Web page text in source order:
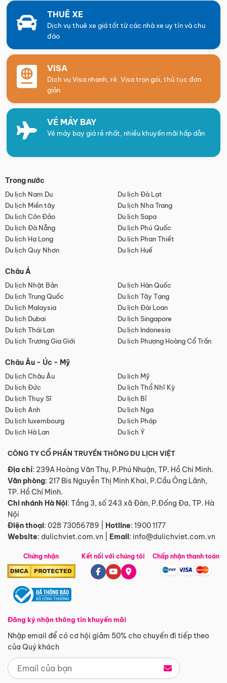
THUÊ XE
Dịch vụ thuê xe giá tốt từ các nhà xe uy tín và chu
đáo
VISA
Dịch vụ Visa nhanh, rẻ. Visa trọn gói, thủ tục đơn
giản
VÉ MÁY BAY
Vé máy bay giá rẻ nhất, nhiều khuyến mãi hấp dẫn
Trong nước
Du lịch Nam Du
Du lịch Đà Lạt
Du lịch Miền tây
Du lịch Nha Trang
Du lịch Côn Đảo
Du lịch Sapa
Du lịch Đà Nẵng
Du lịch Phú Quốc
Du lịch Hạ Long
Du lịch Phan Thiết
Du lịch Quy Nhơn
Du lịch Huế
Châu Á
Du lịch Nhật Bản
Du lịch Hàn Quốc
Du lịch Trung Quốc
Du lịch Tây Tạng
Du lịch Malaysia
Du lịch Đài Loan
Du lịch Dubai
Du lịch Singapore
Du lịch Thái Lan
Du lịch Indonesia
Du lịch Trương Gia Giới
Du lịch Phượng Hoàng Cổ Trấn
Châu Âu - Úc - Mỹ
Du lịch Châu Âu
Du lịch Mỹ
Du lịch Đức
Du lịch Thổ Nhĩ Kỳ
Du lịch Thụy Sĩ
Du lịch Bỉ
Du lịch Anh
Du lịch Nga
Du lịch luxembourg
Du lịch Pháp
Du lịch Hà Lan
Du lịch Ý
CÔNG TY CỔ PHẦN TRUYỀN THÔNG DU LỊCH VIỆT
Địa chỉ: 239A Hoàng Văn Thụ, P.Phú Nhuận, TP. Hồ Chí Minh.
Văn phòng: 217 Bis Nguyễn Thị Minh Khai, P.Cầu Ông Lãnh,
TP. Hồ Chí Minh.
Chi nhánh Hà Nội: Tầng 3, số 243 xã Đàn, P.Đống Đa, TP. Hà
Nội
Điện thoại: 028 73056789 Hotline: 1900 1177
Website: dulichviet.com.vn Email: info@dulichviet.com.vn
Chứng nhận
Đăng ký nhận thông tin khuyến mãi
Nhập email để có cơ hội giảm 50% cho chuyến đi tiếp theo
của Quý khách
Kết nối với chúng tôi Chấp nhận thanh toán